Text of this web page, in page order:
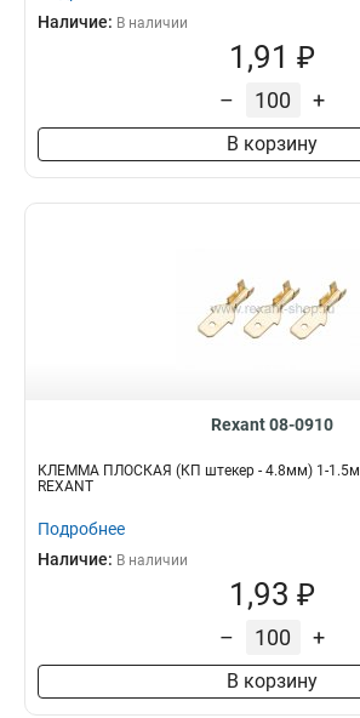
Наличие: В наличии
1,91 ₽
– +
В корзину
Rexant 08-0910
КЛЕММА ПЛОСКАЯ (КП штекер - 4.8мм) 1-
REXANT
Подробнее
Наличие: В наличии
1,93 ₽
– +
В корзину